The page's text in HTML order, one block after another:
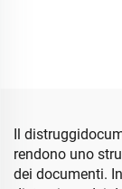
Il
rendono uno
dei documenti.